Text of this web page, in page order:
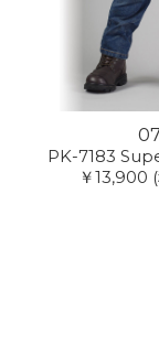
PK-7183
￥13,900